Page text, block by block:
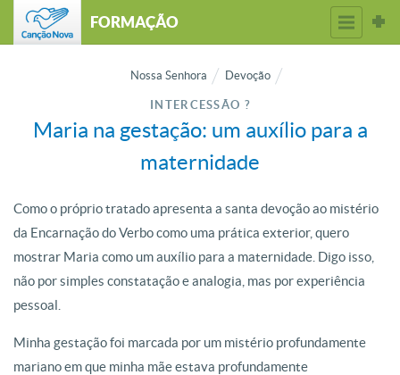
FORMAÇÃO
Nossa Senhora Devoção
INTERCESSÃO ?
Maria na gestação: um auxílio para a
maternidade
Como o próprio tratado apresenta a santa devoção ao mistério
da Encarnação do Verbo como uma prática exterior, quero
mostrar Maria como um auxílio para a maternidade. Digo isso,
não por simples constatação e analogia, mas por experiência
pessoal.
Minha gestação foi marcada por um mistério profundamente
mariano em que minha mãe estava profundamente